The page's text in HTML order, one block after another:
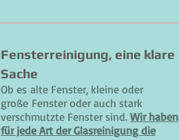
Fensterreinigung, eine klare
Sache
Ob es alte Fenster, kleine oder
große Fenster oder auch stark
verschmutzte Fenster sind. Wir haben
für jede Art der Glasreinigung die